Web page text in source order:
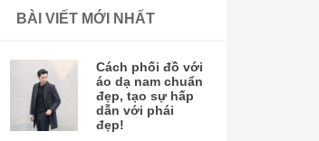
BÀI VIẾT MỚI NHẤT
Cách phối đồ với
áo dạ nam chuẩn
đẹp, tạo sự hấp
dẫn với phái
đẹp!